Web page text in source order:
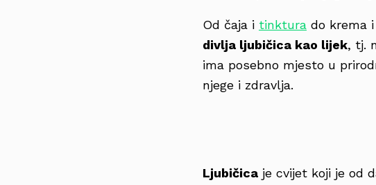
Od čaja i tinktura do krema i
divlja ljubičica kao lijek, tj.
ima posebno mjesto u
njege i zdravlja.
Ljubičica je cvijet koji je od